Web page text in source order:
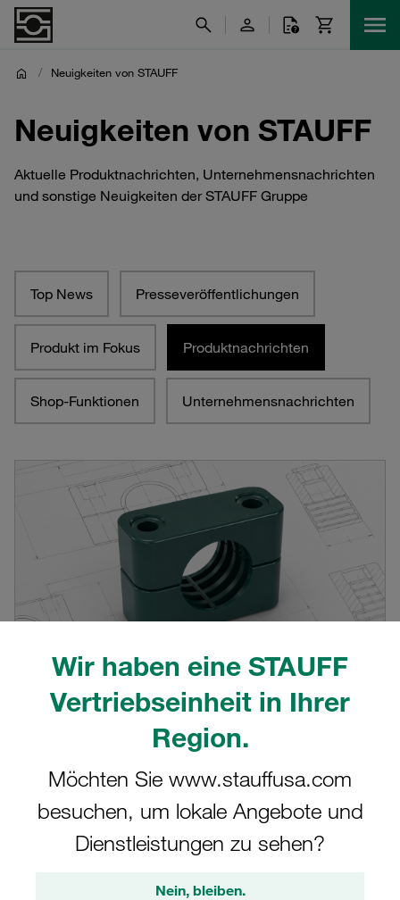
Wir haben eine STAUFF
Vertriebseinheit in Ihrer
Region.
Möchten Sie www.stauffusa.com
besuchen, um lokale Angebote und
Dienstleistungen zu sehen?
Nein, bleiben.
/ Neuigkeiten von STAUFF
Neuigkeiten von STAUFF
Aktuelle Produktnachrichten, Unternehmensnachrichten
und sonstige Neuigkeiten der STAUFF Gruppe
Top News Presseveröffentlichungen
Produkt im Fokus Produktnachrichten
Shop-Funktionen Unternehmensnachrichten
CAD-Angebot auf stauff.com deutlich
Fast 10.000 CAD-Modelle jetzt direkt auf Produktdetailseiten
verfügbar
Produktnachrichten 06.08.2026